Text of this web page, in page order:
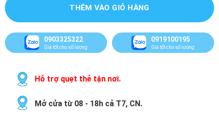
THÊM VÀO GIỎ HÀNG
0903325322
Giá tốt cho số lượng
0919100195
Giá tốt cho số lượng
Hỗ trợ quẹt thẻ tận nơi.
Mở cửa từ 08 - 18h cả T7, CN.